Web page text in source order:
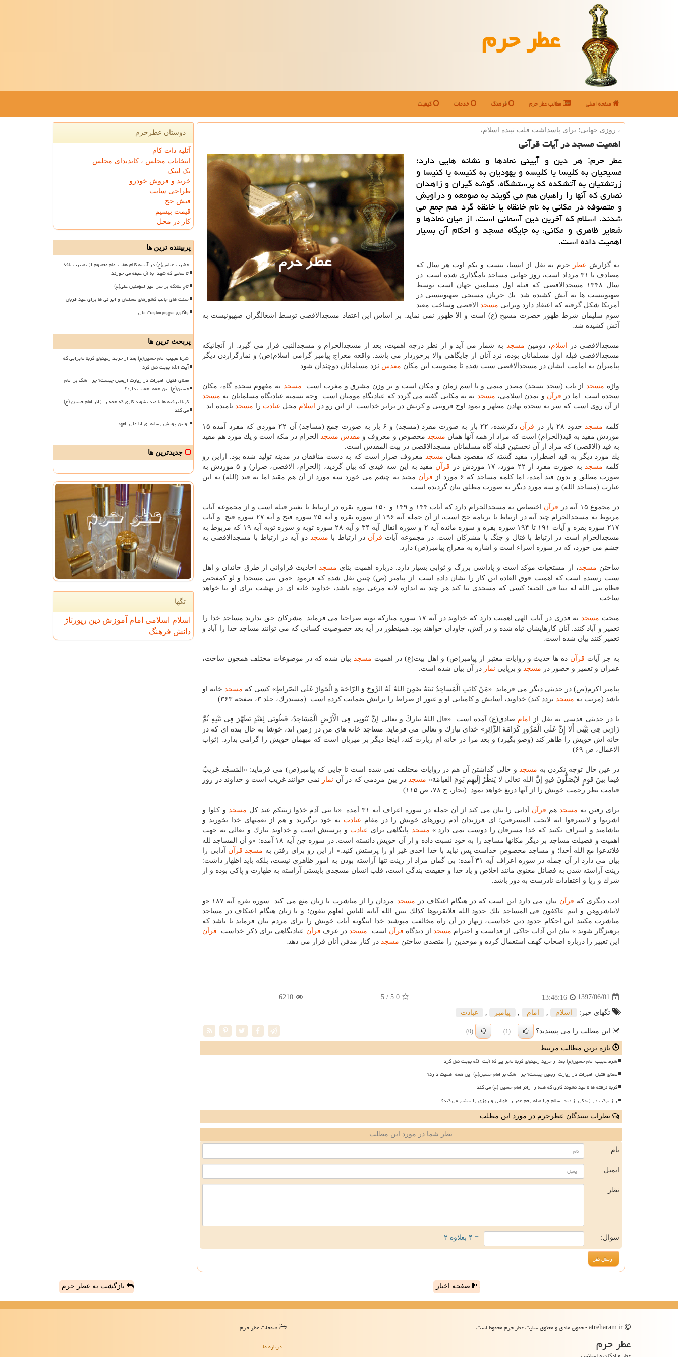
عطر حرم
صفحه اصلی مطالب عطر حرم فرهنگ خدمات کیفیت
، روزی جهانی؛ برای پاسداشت قلب تپنده اسلام،
اهمیت مسجد در آیات قرآنی
عطر حرم: هر دین و آیینی نمادها و نشانه هایی دارد؛
مسیحیان به كلیسا یا كلیسه و یهودیان به كنیسه یا كنیسا و
زرتشتیان به آتشكده كه پرستشگاه، گوشه گیران و زاهدان
نصاری كه آنها را راهبان هم می گویند به صومعه و دراویش
و متصوفه در مكانی به نام خانقاه یا خانقه گرد هم جمع می
شدند. اسلام كه آخرین دین آسمانی است، از میان نمادها و
شعایر ظاهری و مكانی، به جایگاه مسجد و احكام آن بسیار
اهمیت داده است.
به گزارش عطر
حرم به نقل از ایسنا، بیست و یكم اوت هر سال كه
مصادف با ۳۱ مرداد است، روز جهانی مساجد نامگذاری شده است. در
سال ۱۳۴۸ مسجدالاقصی كه قبله اول مسلمین جهان است توسط
صهیونیست ها به آتش كشیده شد. یك جریان مسیحی صهیونیستی در
آمریكا شكل گرفته كه اعتقاد دارد ویرانی مسجد الاقصی وساخت معبد
سوم سلیمان شرط ظهور حضرت مسیح (ع) است و الا ظهور نمی نماید. بر اساس این اعتقاد مسجدالاقصی توسط اشغالگران صهیونیست به
آتش كشیده شد.
مسجدالاقصی در اسلام، دومین مسجد به شمار می آید و از نظر درجه اهمیت، بعد از مسجدالحرام و مسجدالنبی قرار می گیرد. از آنجائیكه
مسجدالاقصی قبله اول مسلمانان بوده، نزد آنان از جایگاهی والا برخوردار می باشد. واقعه معراج پیامبر گرامی اسلام(ص) و نمازگزاردن دیگر
پیامبران به امامت ایشان در مسجدالاقصی سبب شده تا محبوبیت این مكان مقدس نزد مسلمانان دوچندان شود.
واژه مسجداز باب (سجد یسجد) مصدر میمی و یا اسم زمان و مكان است و بر وزن مشرق و مغرب است. مسجدبه مفهوم سجده گاه، مكان
سجده است. اما در قرآن و تمدن اسلامی، مسجد نه به مكانی گفته می گردد كه عبادتگاه مومنان است. وجه تسمیه عبادتگاه مسلمانان به مسجد
از آن روی است كه سر به سجده نهادن مظهر و نمود اوج فروتنی و كرنش در برابر خداست. از این رو در
اسلام محل عبادت را مسجد نامیده اند.
كلمه مسجد حدود ۲۸ بار در قرآن
ذكرشده، ۲۲ بار به صورت مفرد (مسجد) و ۶ بار به صورت جمع (مساجد) آن ۲۲ موردی كه مفرد آمده ۱۵
موردش مقید به قید(الحرام) است كه مراد از همه آنها همان مسجد مخصوص و معروف و مقدس مسجدالحرام در مكه است و یك مورد هم مقید
به قید (الاقصی) كه مراد از آن نخستین قبله گاه مسلمانان مسجدالاقصی در بیت المقدس است.
یك مورد دیگر به قید اضطرار، مقید گشته كه مقصود همان مسجدمعروف ضرار است كه به دست منافقان در مدینه تولید شده بود. ازاین رو
كلمه مسجد به صورت مفرد از ۲۲ مورد، ۱۷ موردش در قرآن
مقید به این سه قیدی كه بیان گردید، (الحرام، الاقصی، ضرار) و ۵ موردش به
صورت مطلق و بدون قید آمده، اما كلمه مساجد كه ۶ مورد از
قرآن مجید به چشم می خورد سه مورد از آن هم مقید اما به قید (الله) به این
عبارت (مساجد الله) و سه مورد دیگر به صورت مطلق بیان گردیده است.
در مجموع ۱۵ آیه در قرآن
اختصاص به مسجدالحرام دارد كه آیات ۱۴۴ و ۱۴۹ و ۱۵۰ سوره بقره در ارتباط با تغییر قبله است و از مجموعه آیات
مربوط به مسجدالحرام چند آیه در ارتباط با برنامه حج است، از آن جمله آیه ۱۹۶ از سوره بقره و آیه ۲۵ سوره فتح و آیه ۲۷ سوره فتح. و آیات
۲۱۷ سوره بقره و آیات ۱۹۱ تا ۱۹۴ سوره بقره و سوره مائده آیه ۲ و سوره انفال آیه ۳۴ و آیه ۲۸ سوره توبه و سوره توبه آیه ۱۹ كه مربوط به
مسجدالحرام است در ارتباط با قتال و جنگ با مشركان است. در مجموعه آیات قرآن در ارتباط با مسجد دو آیه در ارتباط با مسجدالاقصی به
چشم می خورد، كه در سوره اسراء است و اشاره به معراج پیامبر(ص) دارد.
ساختن مسجد، از مستحبات موكد است و پاداشی بزرگ و ثوابی بسیار دارد. درباره اهمیت بنای مسجداحادیث فراوانی از طرق خاندان و اهل
سنت رسیده است كه اهمیت فوق العاده این كار را نشان داده است. از پیامبر (ص) چنین نقل شده كه فرمود: «من بنی مسجدا و لو كمفحص
قطاة بنی الله له بیتا فی الجنة؛ كسی كه مسجدی بنا كند هر چند به اندازه لانه مرغی بوده باشد، خداوند خانه ای در بهشت برای او بنا خواهد
ساخت.
مبحث مسجد
به قدری در آیات الهی اهمیت دارد كه خداوند در آیه ۱۷ سوره مباركه توبه صراحتا می فرماید: مشركان حق ندارند مساجد خدا را
تعمیر و آباد كنند. آنان كارهایشان تباه شده و در آتش، جاودان خواهند بود. همینطور در آیه بعد خصوصیت كسانی كه می توانند مساجد خدا را آباد و
تعمیر كنند بیان شده است.
به جز آیات قرآن ده ها حدیث و روایات معتبر از پیامبر(ص) و اهل بیت(ع) در اهمیت مسجدبیان شده كه در موضوعات مختلف همچون ساخت،
عمران و تعمیر و حضور در مسجد و برپایی نماز در آن بیان شده است.
پیامبر اكرم(ص) در حدیثی دیگر می فرماید: «مَنْ كانَتِ الْمَساجِدُ بَیتَهُ ضَمِنَ اللهُ لَهُ الرَّوحَ وَ الرّاحَةَ وَ الْجَوازَ عَلَی الصّراطِ» كسی كه مسجدخانه او
باشد (مرتب به مسجد تردد كند) خداوند، آسایش و كامیابی او و عبور از صراط را برایش ضمانت كرده است. (مستدرك، جلد ۳، صفحه ۳۶۳)
یا در حدیثی قدسی به نقل از امام صادق(ع) آمده است: «قال اللهُ تباركَ و تعالی اِنَّ بُیُوتِی فِی الْأَرْضِ اَلْمَسَاجِدُ، فَطُوبَی لِعَبْدٍ تَطَهَّرَ فِی بَیْتِهِ ثُمَّ
زَارَنِی فِی بَیْتِی أَلا إِنَّ عَلَی الْمَزُورِ كَرَامَةَ الزَّائِرِ» خدای تبارك و تعالی می فرماید: مساجد خانه های من در زمین اند، خوشا به حال بنده ای كه در
خانه اش خویش را طاهر كند (وضو بگیرد) و بعد مرا در خانه ام زیارت كند، اینجا دیگر بر میزبان است كه میهمان خویش را گرامی بدارد. (ثواب
الاعمال، ص ۶۹)
در عین حال توجه نكردن به مسجدو خالی گذاشتن آن هم در روایات مختلف نفی شده است تا جایی كه پیامبر(ص) می فرماید: «المَسجُد غریبٌ
فیما بینَ قومٍ لایُصَلُّونَ فیهِ إنَّ الله تعالی لا یَنظُرُ اِلَیهِم یَومَ القیامَة» مسجددر بین مردمی كه در آن نماز نمی خوانند غریب است و خداوند در روز
قیامت نظر رحمت خویش را از آنها دریغ خواهد نمود. (بحار، ج ۷۸، ص ۱۱۵)
برای رفتن به مسجدهم قرآن آدابی را بیان می كند از آن جمله در سوره اعراف آیه ۳۱ آمده: «یا بنی آدم خذوا زینتكم عند كل مسجد و كلوا و
اشربوا و لاتسرفوا انه لایحب المسرفین؛ ای فرزندان آدم زیورهای خویش را در مقام عبادت به خود برگیرید و هم از نعمتهای خدا بخورید و
بیاشامید و اسراف نكنید كه خدا مسرفان را دوست نمی دارد.» مسجد پایگاهی برای عبادت و پرستش است و خداوند تبارك و تعالی به جهت
اهمیت و فضیلت مساجد بر دیگر مكانها مساجد را به خود نسبت داده و از آن خویش دانسته است. در سوره جن آیه ۱۸ آمده: «و أن المساجد لله
فلاتدعوا مع الله أحدا؛ و مساجد مخصوص خداست پس نباید با خدا احدی غیر او را پرستش كنید.» از این رو برای رفتن به مسجد قرآن آدابی را
بیان می دارد از آن جمله در سوره اعراف آیه ۳۱ آمده: بی گمان مراد از زینت تنها آراسته بودن به امور ظاهری نیست، بلكه باید اظهار داشت:
زینت آراسته شدن به فضائل معنوی مانند اخلاص و یاد خدا و حقیقت بندگی است، قلب انسان مسجدی بایستی آراسته به طهارت و پاكی بوده و از
شرك و ریا و اعتقادات نادرست به دور باشد.
ادب دیگری كه قرآن بیان می دارد این است كه در هنگام اعتكاف در مسجد
مردان را از مباشرت با زنان منع می كند: سوره بقره آیه ۱۸۷ «و
لاتباشروهن و انتم عاكفون فی المساجد تلك حدود الله فلاتقربوها كذلك یبین الله آیاته للناس لعلهم یتقون؛ و با زنان هنگام اعتكاف در مساجد
مباشرت مكنید این احكام حدود دین خداست، زنهار در آن راه مخالفت مپوشید خدا اینگونه آیات خویش را برای مردم بیان فرماید تا باشد كه
پرهیزگار شوند.» بیان این آداب حاكی از قداست و احترام مسجد از دیدگاه قرآن است. مسجددر عرف قرآن عبادتگاهی برای ذكر خداست. قرآن
این تعبیر را درباره اصحاب كهف استعمال كرده و موحدین را متصدی ساختن مسجد در كنار مدفن آنان قرار می دهد.
1397/06/01
13:48:16
5.0
/ 5
6210
تگهای خبر: اسلام امام پیامبر عبادت
این مطلب را می پسندید؟ (1)
(0)
تازه ترین مطالب مرتبط
شرط عجیب امام حسین(ع) بعد از خرید زمینهای کربلا ماجرایی که آیت الله بهجت نقل کرد
معنای قتیل العبرات در زیارت اربعین چیست؟ چرا اشک بر امام حسین(ع) این همه اهمیت دارد؟
کربلا نرفته ها ناامید نشوند کاری که همه را زائر امام حسین (ع) می کند
راز برکت در زندگی از دید اسلام چرا صله رحم عمر را طولانی و روزی را بیشتر می کند؟
نظرات بینندگان عطرحرم در مورد این مطلب
نظر شما در مورد این مطلب
نام:
ایمیل:
نظر:
سوال: = ۴ بعلاوه ۲
دوستان عطرحرم
آتلیه دات کام
انتخابات مجلس ، کاندیدای مجلس
بک لینک
خرید و فروش خودرو
طراحی سایت
فیش حج
قیمت بیسیم
کار در محل
پربیننده ترین ها
حضرت عباس(ع) در آیینه کلام هفت امام معصوم از بصیرت نافذ
تا مقامی که شهدا به آن غبطه می خورند
تاج ملائکه بر سر امیرالمؤمنین علی(ع)
سنت های جالب کشورهای مسلمان و ایرانی ها برای عید قربان
واکاوی مفهوم مقاومت ملی
پربحث ترین ها
شرط عجیب امام حسین(ع) بعد از خرید زمینهای کربلا ماجرایی که
آیت الله بهجت نقل کرد
معنای قتیل العبرات در زیارت اربعین چیست؟ چرا اشک بر امام
حسین(ع) این همه اهمیت دارد؟
کربلا نرفته ها ناامید نشوند کاری که همه را زائر امام حسین (ع)
می کند
اولین پویش رسانه ای إنا علی العهد
جدیدترین ها
تگها
اسلام اسلامی امام آموزش دین رپورتاژ
دانش فرهنگ
صفحه اخبار بازگشت به عطر حرم
عطر حرم
صفحات عطر حرم
درباره ما